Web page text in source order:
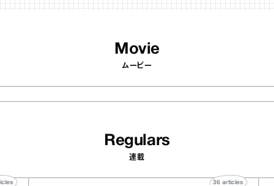
Movie
ムービー
Regulars
連載
40articles 36articles